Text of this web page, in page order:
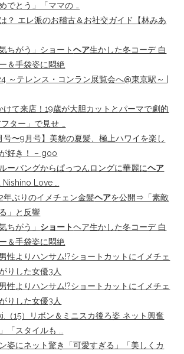
でとう」「ママの …
？ エレ派のお稽古＆お社交ガイド【林みあ
ちがう」ショートヘア生かした冬コーデ 白
＆手袋姿に悶絶
～テレンス・コンラン展覧会へ@東京駅～ |
けて来店！19歳が大胆カットとパーマで劇的
ター」で見せ …
号〜9月号】美貌の夏髪、極上ハワイを楽し
好き！ – goo
ーバングからぱっつんロングに華麗にヘア
Love …
年ぶりのイメチェン金髪ヘアを公開⇒「素敵
」と反響
ちがう」 ショートヘア生かした冬コーデ 白
＆手袋姿に悶絶
性よりハンサム!?ショートカットにイメチェ
りした女優3人
性よりハンサム!?ショートカットにイメチェ
りした女優3人
（15）リボン＆ミニスカ後ろ姿 ネット興奮
「スタイルも …
姿にネット驚き「可愛すぎる」「美しくカ